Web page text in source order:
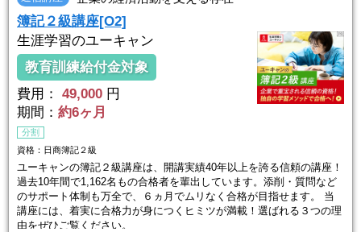
簿記２級講座[O2]
生涯学習のユーキャン
教育訓練給付金対象
費用：
49,000 円
期間： 約6ヶ月
分割
資格：日商簿記２級
ユーキャンの簿記２級講座は、開講実績40年以上を誇る信頼の講座！
過去10年間で1,162名もの合格者を輩出しています。添削・質問など
のサポート体制も万全で、６ヵ月でムリなく合格が目指せます。 当
講座には、着実に合格力が身につくヒミツが満載！選ばれる３つの理
由をぜひご覧ください。